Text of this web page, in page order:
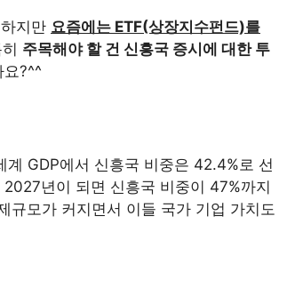
지만 요즘에는 ETF(상장지수펀드)를
주목해야 할 건 신흥국 증시에 대한 투
?^^
계 GDP에서 신흥국 비중은 42.4%로 선
년이 되면 신흥국 비중이 47%까지
규모가 커지면서 이들 국가 기업 가치도